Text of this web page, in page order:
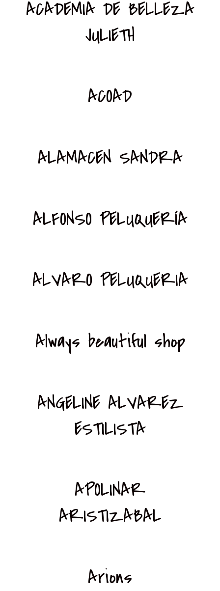
ACADEMIA DE BELLEZA
JULIETH
ACOAD
ALAMACEN SANDRA
ALFONSO PELUQUERÍA
ALVARO PELUQUERIA
Always beautiful shop
ANGELINE ALVAREZ
ESTILISTA
APOLINAR
ARISTIZABAL
Arions